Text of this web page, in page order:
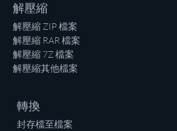
解壓縮
解壓縮 ZIP 檔案
解壓縮 RAR 檔案
解壓縮 7Z 檔案
解壓縮其他檔案
轉換
封存檔至檔案